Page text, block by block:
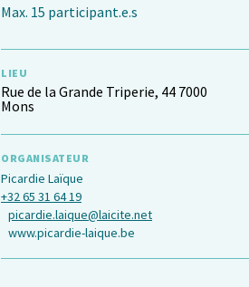
Max. 15 participant.e.s
LIEU
Rue de la Grande Triperie, 44 7000
Mons
ORGANISATEUR
Picardie Laïque
+32 65 31 64 19
picardie.laique@laicite.net
www.picardie-laique.be